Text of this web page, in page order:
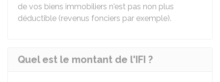
de vos biens immobiliers n'est pas non plus
déductible (revenus fonciers par exemple).
Quel est le montant de l'IFI ?